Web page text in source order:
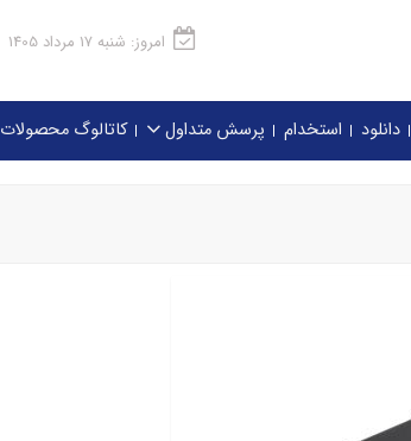
امروز: شنبه 17 مرداد 1405
دانلود استخدام پرسش متداول کاتالوگ محصولات